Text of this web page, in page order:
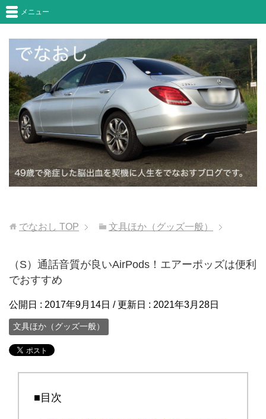
メニュー
でなおし TOP 文具ほか（グッズ一般）
（S）通話音質が良いAirPods！エアーポッズは便利
でおすすめ
公開日 : 2017年9月14日 / 更新日 : 2021年3月28日
文具ほか（グッズ一般）
■目次